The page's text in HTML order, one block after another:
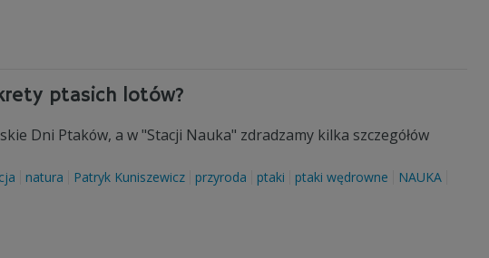
ptasich lotów?
Dni Ptaków, a w "Stacji Nauka" zdradzamy kilka szczegółów
natura Patryk Kuniszewicz przyroda ptaki ptaki wędrowne NAUKA